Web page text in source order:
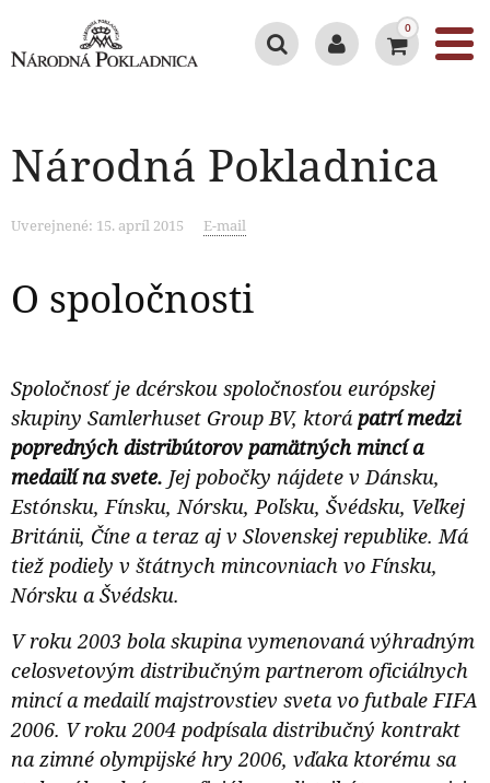
0
Národná Pokladnica
Uverejnené: 15. apríl 2015 E-mail
O spoločnosti
Spoločnosť je dcérskou spoločnosťou európskej
skupiny Samlerhuset Group BV, ktorápatrí medzi
popredných distribútorov pamätných mincí a
medailí na svete. Jej pobočky nájdete v Dánsku,
Estónsku, Fínsku, Nórsku, Poľsku, Švédsku, Veľkej
Británii, Číne a teraz aj v Slovenskej republike. Má
tiež podiely v štátnych mincovniach vo Fínsku,
Nórsku a Švédsku.
V roku 2003 bola skupina vymenovaná výhradným
celosvetovým distribučným partnerom oficiálnych
mincí a medailí majstrovstiev sveta vo futbale FIFA
2006. V roku 2004 podpísala distribučný kontrakt
na zimné olympijské hry 2006, vďaka ktorému sa